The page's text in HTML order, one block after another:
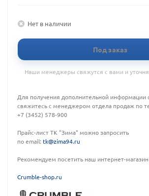
Нет в наличии
Под заказ
Наши менеджеры свяжутся с вами и
Для получения дополнительной информации
свяжитесь с менеджером отдела продаж по
+7 (3452) 578-900
Прайс-лист ТК "Зима" можно запросить
по email: tk@zima94.ru
Рекомендуем посетить наш интернет-
Crumble-shop.ru